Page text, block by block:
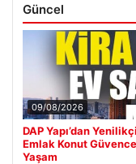
Güncel
09/08/2026
DAP Yapı’dan
Emlak Konut
Yaşam